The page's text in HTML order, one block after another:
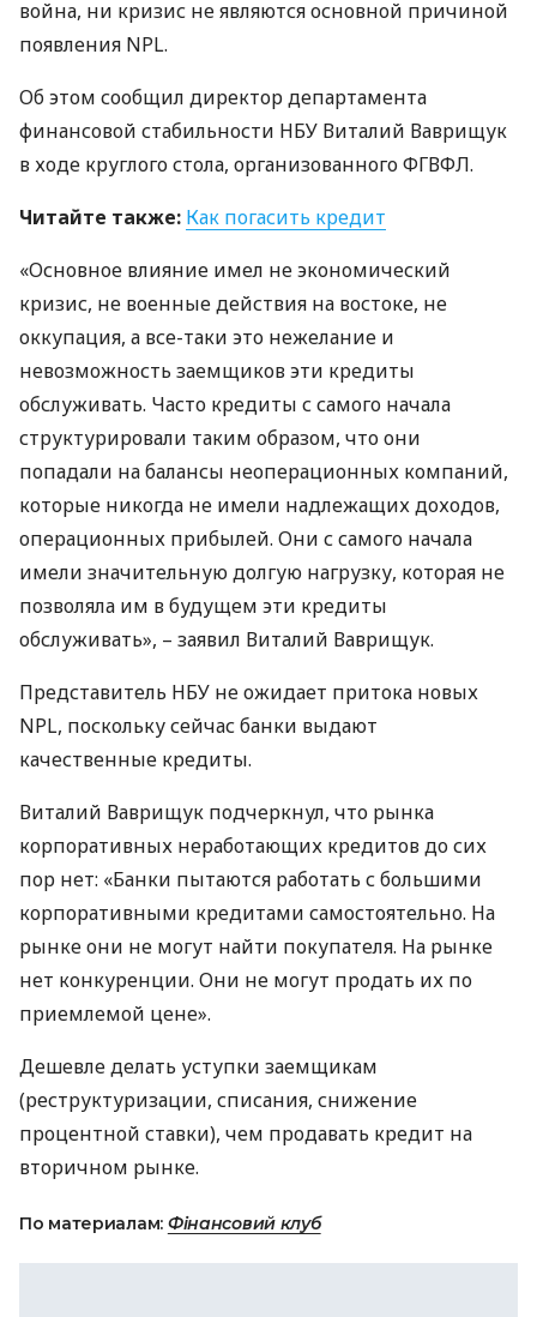
война, ни кризис не являются основной причиной
появления NPL.
Об этом сообщил директор департамента
финансовой стабильности НБУ Виталий Ваврищук
в ходе круглого стола, организованногоФГВФЛ.
Читайте также: Как погасить кредит
«Основное влияние имел не экономический
кризис, не военные действия на востоке, не
оккупация, а все-таки это нежелание и
невозможность заемщиков эти кредиты
обслуживать. Часто кредиты с самого начала
структурировали таким образом, что они
попадали на балансы неоперационных компаний,
которые никогда не имели надлежащих доходов,
операционных прибылей. Они с самого начала
имели значительную долгую нагрузку, которая не
позволяла им в будущем эти кредиты
обслуживать», – заявил Виталий Ваврищук.
Представитель НБУ не ожидает притока новых
NPL, поскольку сейчас банки выдают
качественные кредиты.
Виталий Ваврищук подчеркнул, что рынка
корпоративных неработающих кредитов до сих
пор нет: «Банки пытаются работать с большими
корпоративными кредитами самостоятельно. На
рынке они не могут найти покупателя. На рынке
нет конкуренции. Они не могут продать их по
приемлемой цене».
Дешевле делать уступки заемщикам
(реструктуризации, списания, снижение
процентной ставки), чем продавать кредит на
вторичном рынке.
По материалам: Фінансовий клуб